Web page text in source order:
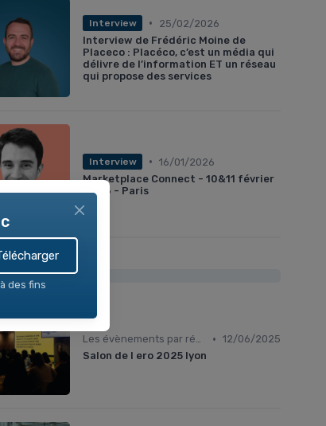
Interview •
25/02/2026
Interview de Frédéric Moine de
Placeco : Placéco, c’est un média qui
délivre de l’information ET un réseau
qui propose des services
Interview • 16/01/2026
Marketplace Connect - 10&11 février
2026 - Paris
plus lus
Les évènements par régions • 12/06/2025
Salon de l ero 2025 lyon
des fins